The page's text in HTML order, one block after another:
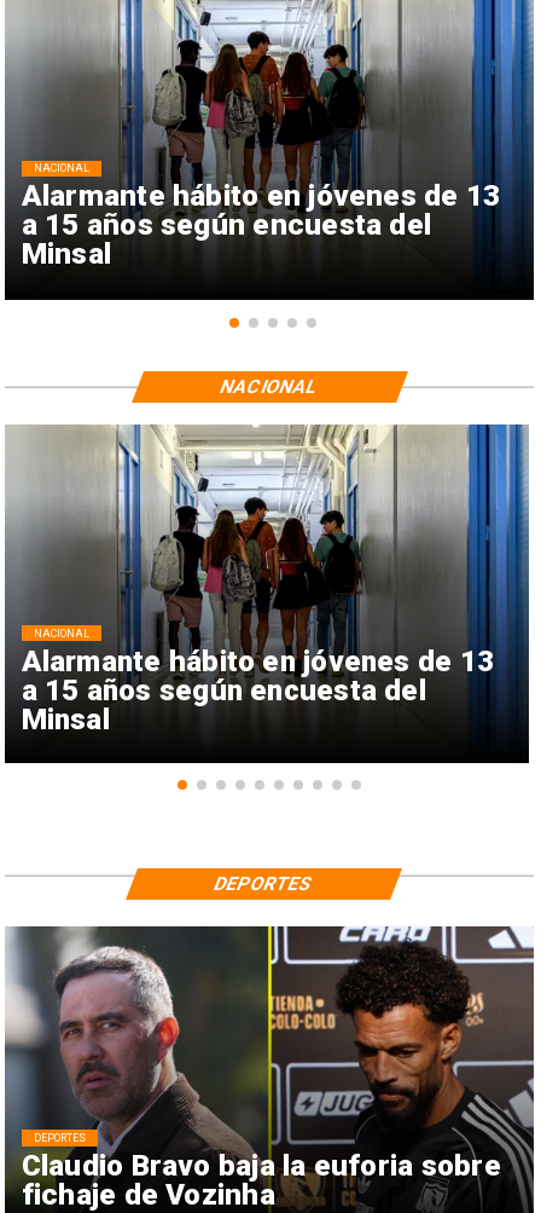
Alarmante hábito en jóvenes de 13
a 15 años según encuesta del
Minsal
NACIONAL
Alarmante hábito en jóvenes de 13
a 15 años según encuesta del
Minsal
NACIONAL
NACIONAL
Claudio Bravo baja la euforia sobre
fichaje de Vozinha
DEPORTES
DEPORTES